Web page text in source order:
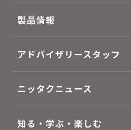
製品情報
アドバイザリースタッフ
ニッタクニュース
知る・学ぶ・楽しむ